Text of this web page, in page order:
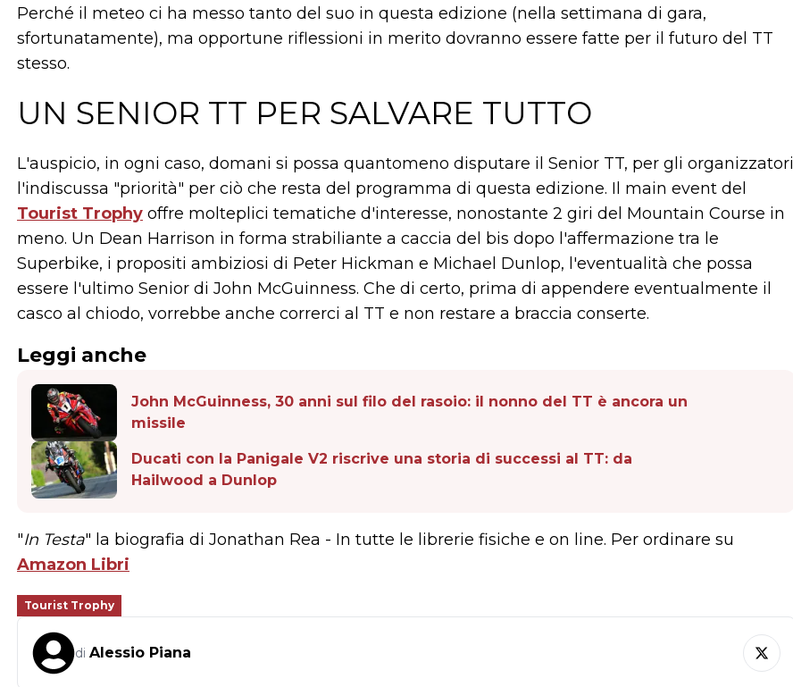
Perché il meteo ci ha messo tanto del suo in questa edizione (nella settimana di gara,
sfortunatamente), ma opportune riflessioni in merito dovranno essere fatte per il futuro del TT
stesso.
UN SENIOR TT PER SALVARE TUTTO
L'auspicio, in ogni caso, domani si possa quantomeno disputare il Senior TT, per gli organizzatori
l'indiscussa "priorità" per ciò che resta del programma di questa edizione. Il main event del
Tourist Trophy offre molteplici tematiche d'interesse, nonostante 2 giri del Mountain Course in
meno. Un Dean Harrison in forma strabiliante a caccia del bis dopo l'affermazione tra le
Superbike, i propositi ambiziosi di Peter Hickman e Michael Dunlop, l'eventualità che possa
essere l'ultimo Senior di John McGuinness. Che di certo, prima di appendere eventualmente il
casco al chiodo, vorrebbe anche correrci al TT e non restare a braccia conserte.
Leggi anche
John McGuinness, 30 anni sul filo del rasoio: il nonno del TT è ancora un
missile
Ducati con la Panigale V2 riscrive una storia di successi al TT: da
Hailwood a Dunlop
"In Testa" la biografia di Jonathan Rea - In tutte le librerie fisiche e on line. Per ordinare su
Amazon Libri
Tourist Trophy
di Alessio Piana